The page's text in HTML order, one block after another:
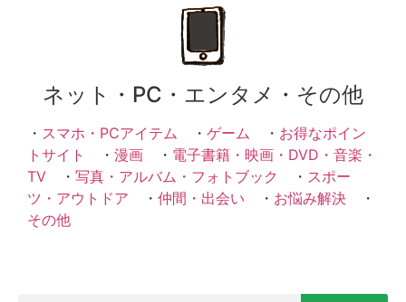
ネット・PC・エンタメ・その他
・ スマホ・PCアイテム ・ ゲーム ・ お得なポイン
トサイト
・ 漫画 ・ 電子書籍・映画・DVD・音楽・
TV ・ 写真・アルバム・フォトブック ・ スポー
ツ・アウトドア ・ 仲間・出会い ・ お悩み解決 ・
その他